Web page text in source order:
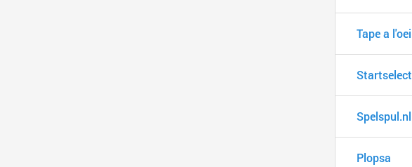
Tape a
Startselect
Spelspul.nl
Plopsa